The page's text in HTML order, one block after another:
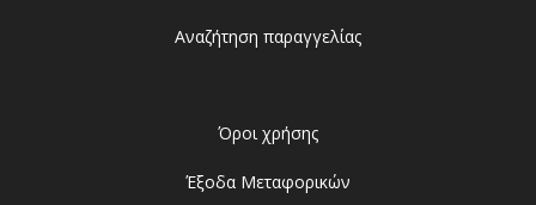
Αναζήτηση παραγγελίας
Όροι χρήσης
Έξοδα Μεταφορικών